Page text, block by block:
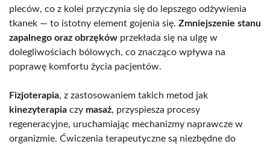
pleców, co z kolei przyczynia się do lepszego odżywienia
tkanek — to istotny element gojenia się. Zmniejszenie stanu
zapalnego oraz obrzęków przekłada się na ulgę w
dolegliwościach bólowych, co znacząco wpływa na
poprawę komfortu życia pacjentów.
Fizjoterapia, z zastosowaniem takich metod jak
kinezyterapia czy masaż, przyspiesza procesy
regeneracyjne, uruchamiając mechanizmy naprawcze w
organizmie. Ćwiczenia terapeutyczne są niezbędne do